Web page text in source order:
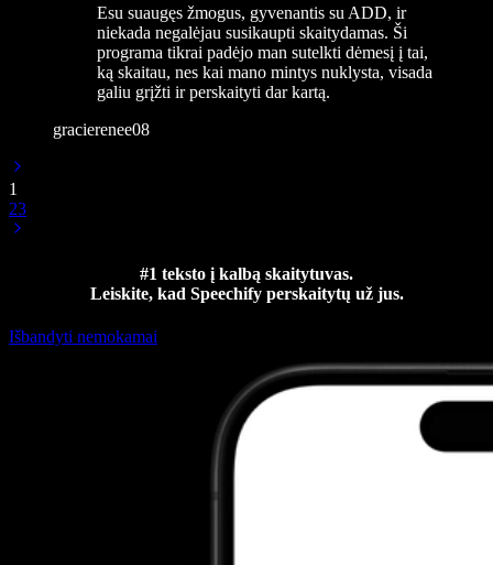
Esu suaugęs žmogus, gyvenantis su ADD, ir
niekada negalėjau susikaupti skaitydamas. Ši
programa tikrai padėjo man sutelkti dėmesį į tai,
ką skaitau, nes kai mano mintys nuklysta, visada
galiu grįžti ir perskaityti dar kartą.
gracierenee08
1
23
#1 teksto į kalbą skaitytuvas.
Leiskite, kad Speechify perskaitytų už jus.
Išbandyti nemokamai